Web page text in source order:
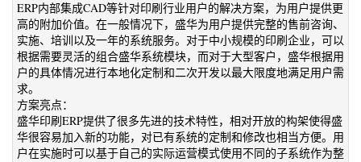
ERP内部集成CAD等针对印刷行业用户的解决方案，为用户提供更
高的附加价值。在一般情况下，盛华为用户提供完整的售前咨询、
实施、培训以及一年的系统服务。对于中小规模的印刷企业，可以
根据需要灵活的组合盛华系统模块，而对于大型客户，盛华根据用
户的具体情况进行本地化定制和二次开发以最大限度地满足用户需
求。
方案亮点：
盛华印刷ERP提供了很多先进的技术特性，相对开放的构架使得盛
华很容易加入新的功能，对已有系统的定制和修改也相当方便。用
户在实施时可以基于自己的实际运营模式使用不同的子系统作为整